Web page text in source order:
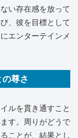
い存在感を放って
、彼を目標として
エンターテインメ
尊さ
ルを貫き通すこと
す。周りがどうで
ことが、結果とし